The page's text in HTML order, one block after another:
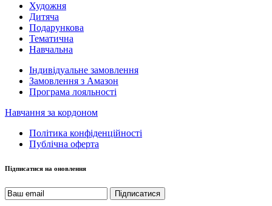
Художня
Дитяча
Подарункова
Тематична
Навчальна
Індивідуальне замовлення
Замовлення з Амазон
Програма лояльності
Навчання за кордоном
Політика конфіденційності
Публічна оферта
Підписатися на оновлення